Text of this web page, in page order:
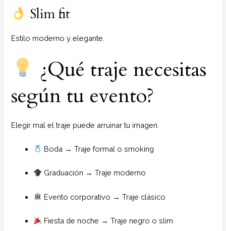
Slim fit
Estilo moderno y elegante.
¿Qué traje necesitas
según tu evento?
Elegir mal el traje puede arruinar tu imagen.
Boda → Traje formal o smoking
Graduación → Traje moderno
Evento corporativo → Traje clásico
Fiesta de noche → Traje negro o slim